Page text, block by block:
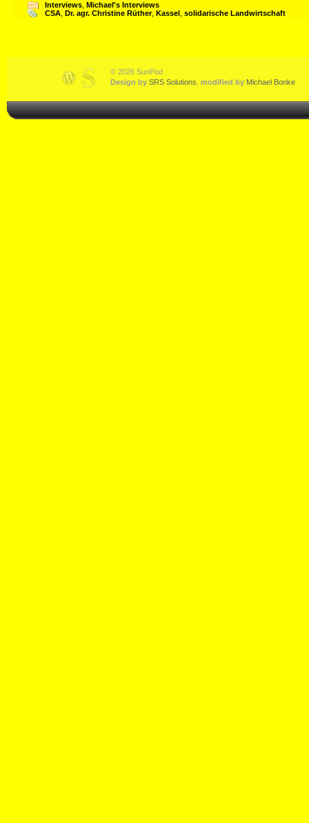
Interviews Michael's Interviews
CSA Dr. agr. Christine Rüther, Kassel solidarische Landwirtschaft
© 2026 SunPod
Design by SRS Solutions modified by Michael Bonke